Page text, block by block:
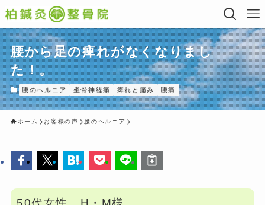
腰から足の痺れがなくなりまし
た！。
腰のヘルニア 坐骨神経痛 痺れと痛み 腰痛
ホーム お客様の声 腰のヘルニア